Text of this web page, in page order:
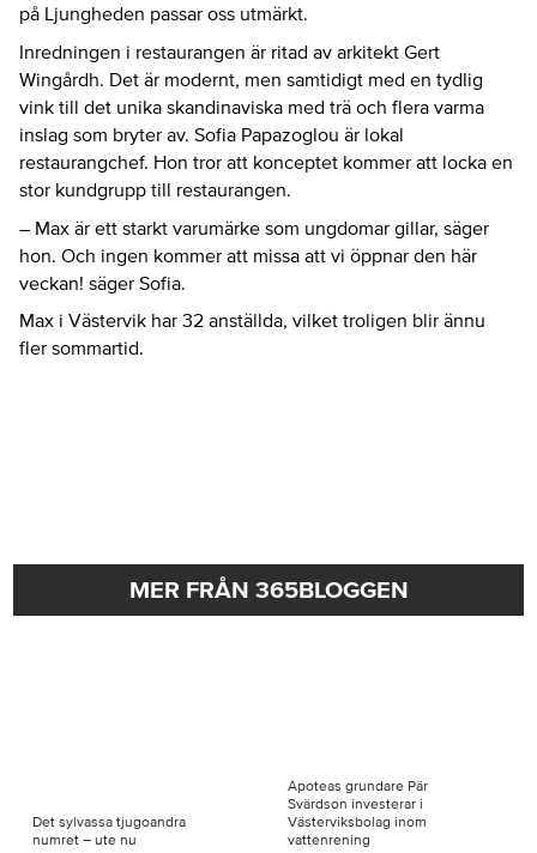
på Ljungheden passar oss utmärkt.
Inredningen i restaurangen är ritad av arkitekt Gert
Wingårdh. Det är modernt, men samtidigt med en tydlig
vink till det unika skandinaviska med trä och flera varma
inslag som bryter av. Sofia Papazoglou är lokal
restaurangchef. Hon tror att konceptet kommer att locka en
stor kundgrupp till restaurangen.
– Max är ett starkt varumärke som ungdomar gillar, säger
hon. Och ingen kommer att missa att vi öppnar den här
veckan! säger Sofia.
Max i Västervik har 32 anställda, vilket troligen blir ännu
fler sommartid.
MER FRÅN 365BLOGGEN
Det sylvassa tjugoandra
numret – ute nu
Apoteas grundare Pär
Svärdson investerar i
Västerviksbolag inom
vattenrening